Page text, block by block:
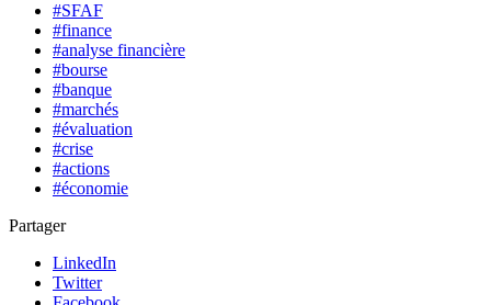
#SFAF
#finance
#analyse financière
#bourse
#banque
#marchés
#évaluation
#crise
#actions
#économie
Partager
LinkedIn
Twitter